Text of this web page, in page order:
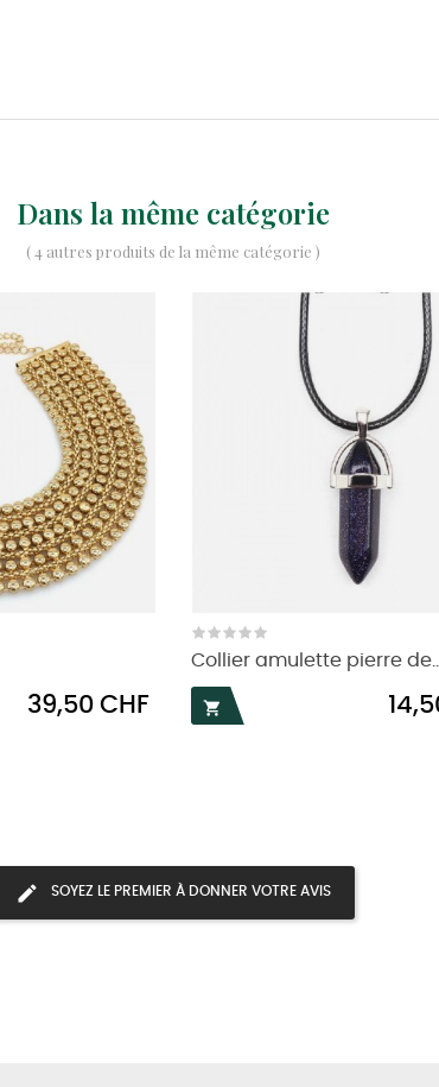
Dans la même catégorie
( 4 autres produits de la même catégorie )
Prix
39,50 CHF
Collier amulette pierre de...

Prix
SOYEZ LE PREMIER À DONNER VOTRE AVIS